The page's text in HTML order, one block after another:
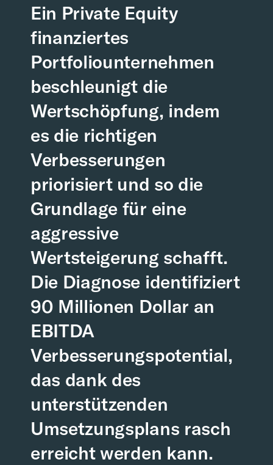
Ein Private Equity
finanziertes
Portfoliounternehmen
beschleunigt die
Wertschöpfung, indem
es die richtigen
Verbesserungen
priorisiert und so die
Grundlage für eine
aggressive
Wertsteigerung schafft.
Die Diagnose identifiziert
90 Millionen Dollar an
EBITDA
Verbesserungspotential,
das dank des
unterstützenden
Umsetzungsplans rasch
erreicht werden kann.